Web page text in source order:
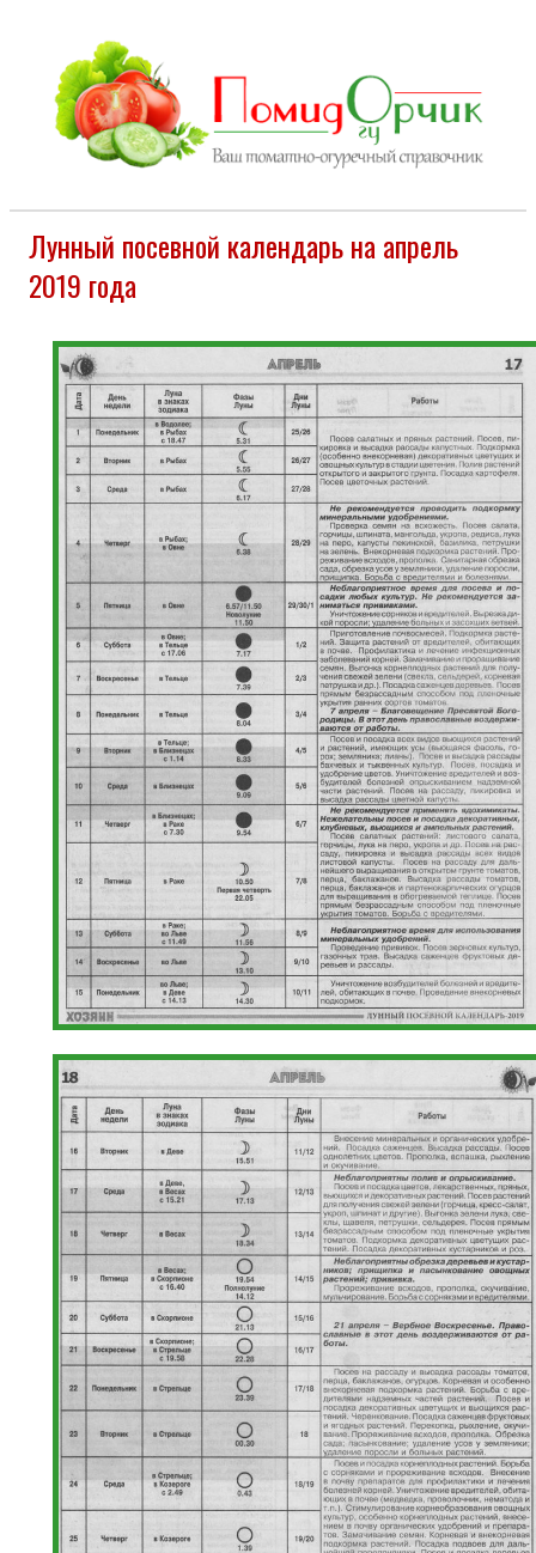
Лунный посевной календарь на апрель
2019 года